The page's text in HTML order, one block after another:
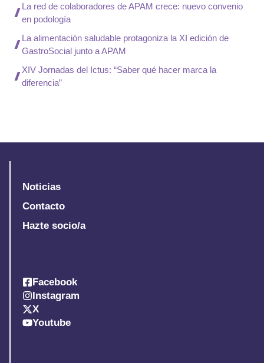
La red de colaboradores de APAM crece: nuevo convenio
en podología
La alimentación saludable protagoniza la XI edición de
GastroSocial junto a APAM
XIV Jornadas del Ictus: “Saber qué hacer marca la
diferencia”
Facebook
Instagram
X
Youtube
Noticias
Contacto
Hazte socio/a